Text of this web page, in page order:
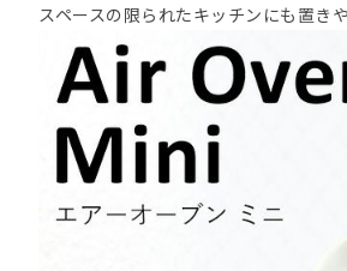
スペースの限られたキッチンにも置き